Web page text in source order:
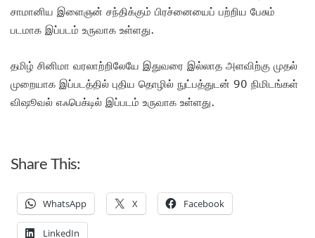
சாமானிய இளைஞன் சந்திக்கும் பிரச்னையைப் பற்றிய பேசும்
படமாக இப்படம் உருவாக உள்ளது.
தமிழ் சினிமா வரலாற்றிலேயே இதுவரை இல்லாத அளவிற்கு முதல்
முறையாக இப்படத்தில் புதிய தொழில் நுட்பத்துடன் 90 நிமிடங்கள்
விஷூவல் எஃபெக்டில் இப்படம் உருவாக உள்ளது.
Share This:
WhatsApp X Facebook
LinkedIn